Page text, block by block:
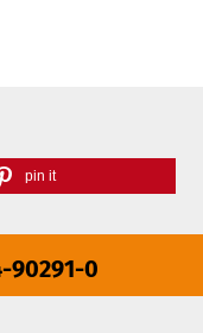
pin it
90291-0